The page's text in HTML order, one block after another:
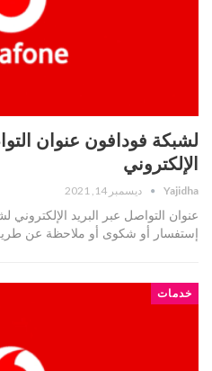
لشبكة فودافون عنوان
الإلكتروني
Yajidha ديسمبر 14, 2021
عنوان التواصل عبر البريد
إستفسار أو شكوى أو ملاحظة عن
خدمات